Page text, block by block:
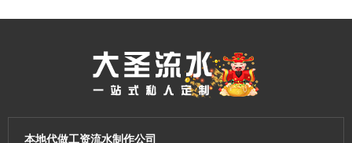
本地代做工资流水制作公司